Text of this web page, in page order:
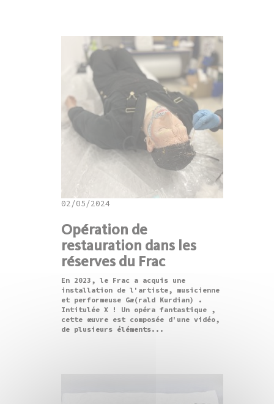
02/05/2024
Opération de
restauration dans les
réserves du Frac
En 2023, le Frac a acquis une
installation de l'artiste, musicienne
et performeuse Gæ(rald Kurdian) .
Intitulée X ! Un opéra fantastique ,
cette œuvre est composée d'une vidéo,
de plusieurs éléments...